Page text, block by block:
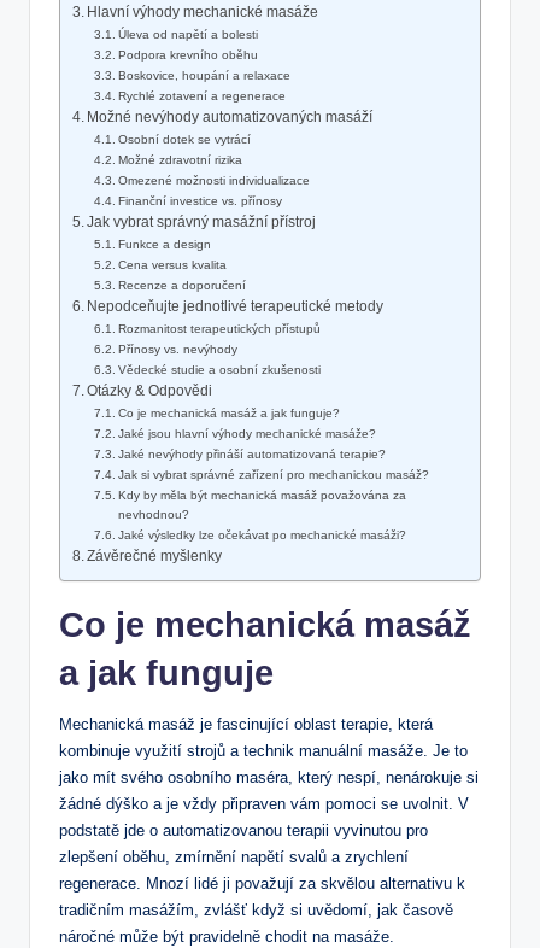
Hlavní výhody mechanické masáže
Úleva od napětí⁢ a bolesti
Podpora krevního oběhu
Boskovice, ‍houpání‌ a relaxace
Rychlé zotavení ⁣a regenerace
Možné nevýhody automatizovaných masáží
Osobní dotek se vytrácí
Možné zdravotní rizika
Omezené⁣ možnosti individualizace
Finanční investice ​vs. přínosy
Jak ⁢vybrat ‍správný ​masážní přístroj
Funkce a design
Cena versus kvalita
Recenze‌ a doporučení
Nepodceňujte jednotlivé ⁣terapeutické ⁢metody
Rozmanitost terapeutických⁤ přístupů
Přínosy vs.⁤ nevýhody
Vědecké studie a ⁣osobní zkušenosti
Otázky ⁣& Odpovědi
Co ⁤je mechanická ⁣masáž a jak funguje?
Jaké ⁤jsou ​hlavní ‌výhody mechanické ⁢masáže?
Jaké nevýhody ‌přináší automatizovaná terapie?
Jak si vybrat správné⁣ zařízení pro mechanickou⁢ masáž?
Kdy by měla být mechanická masáž ‍považována za
nevhodnou?
Jaké‌ výsledky ⁣lze očekávat po‍ mechanické masáži?
Závěrečné myšlenky
Co ⁤je ⁤mechanická masáž
a jak funguje
Mechanická masáž je ⁢fascinující oblast terapie,⁣ která⁢
kombinuje ‌využití strojů a technik manuální‌ masáže. Je to
jako mít svého osobního maséra, který nespí, nenárokuje si
⁤žádné dýško a‍ je ‌vždy připraven vám pomoci se ⁢uvolnit. V
podstatě⁣ jde o automatizovanou terapii vyvinutou pro
zlepšení oběhu, ‍zmírnění napětí svalů a zrychlení⁤
regenerace. Mnozí lidé ji ​považují za ​skvělou alternativu k
tradičním ‌masážím, zvlášť když⁢ si ‍uvědomí, jak časově
‌náročné ‍může být pravidelně chodit na masáže.